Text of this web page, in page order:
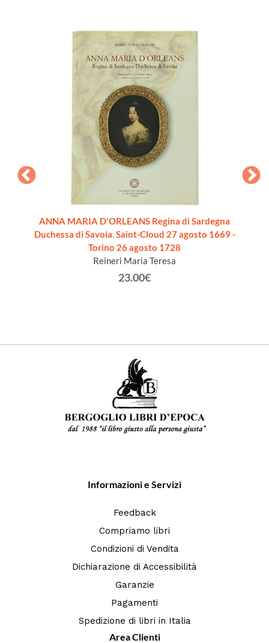
ANNA MARIA D'ORLEANS Regina di Sardegna
Duchessa di Savoia. Saint-Cloud 27 agosto 1669 -
Torino 26 agosto 1728
Reineri Maria Teresa
23.00€
Informazioni e Servizi
Feedback
Compriamo libri
Condizioni di Vendita
Dichiarazione di Accessibilità
Garanzie
Pagamenti
Spedizione di libri in Italia
Area Clienti